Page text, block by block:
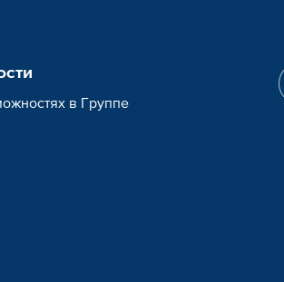
в Группе